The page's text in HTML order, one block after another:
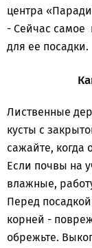
центра
- Сейчас самое
для ее посадки.
Лиственные
кусты с
сажайте, когда
Если почвы на
влажные,
Перед
корней -
обрежьте.